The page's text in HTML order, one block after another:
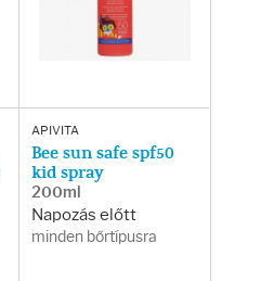
APIVITA
Bee sun safe spf50
kid spray
200ml
Napozás előtt
minden bőrtípusra